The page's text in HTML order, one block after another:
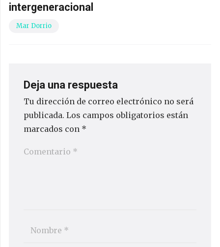
intergeneracional
Mar Dorrio
Deja una respuesta
Tu dirección de correo electrónico no será
publicada. Los campos obligatorios están
marcados con *